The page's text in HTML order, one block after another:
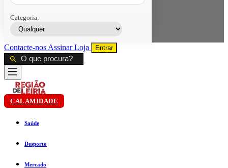
Categoria:
Contacte-nos AssinarLoja Entrar
CALAMIDADE
Saúde
Desporto
Mercado